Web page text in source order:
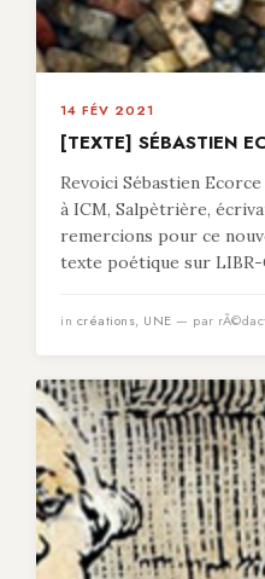
14 FÉV 2021
[TEXTE] SÉBASTIEN
Revoici Sébastien
à ICM, Salpètrière,
remercions pour ce
texte poétique sur
in créations, UNE — par